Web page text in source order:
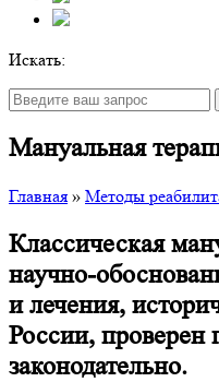
Искать:
Мануальная
Главная » Методы
Классическая
научно-
и лечения,
России, проверен
законодательно.